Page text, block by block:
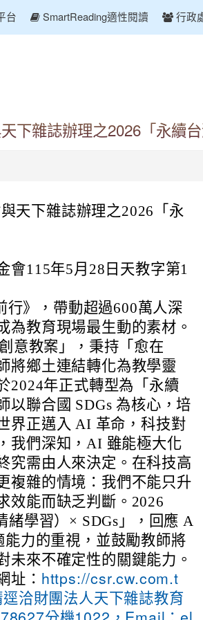
台 SmartReading適性閱讀 行政
下雜誌辦理之2026「永續
天下雜誌辦理之2026「永
會115年5月28日天教字第1
行》，帶動超過600萬人深
為教育現場最生動的素材。
意教案」，秉持「愈在
將鄉土連結轉化為教學靈
2024年正式轉型為「永續
以聯合國 SDGs 為核心，培
界正邁入 AI 革命，科技對
我們深知，AI 雖能極大化
究需由人來決定。在科技高
複雜的情境：我們不能只升
效能而缺乏判斷。2026
緒學習）× SDGs」，回應 A
力的重視，並鼓勵教師將
未來不確定性的關鍵能力。
址： https://csr.cw.com.t
洽財團法人天下雜誌教育